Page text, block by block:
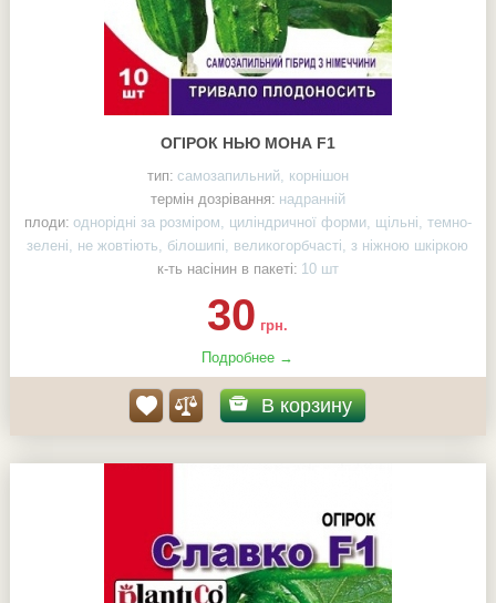
ОГІРОК НЬЮ МОНА F1
тип: самозапильний, корнішон
термін дозрівання: надранній
плоди: однорідні за розміром, циліндричної форми, щільні, темно-
зелені, не жовтіють, білошипі, великогорбчасті, з ніжною шкіркою
к-ть насінин в пакеті: 10 шт
30 грн.
Подробнее →
В корзину